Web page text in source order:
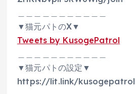
▼猫元パトのX▼
Tweets by KusogePatrol
▼猫元パトの設定▼
https://lit.link/kusogepatrol